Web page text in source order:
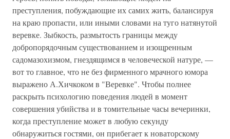
преступления, побуждающие их самих жить, балансируя
на краю пропасти, или иными словами на туго натянутой
веревке. Зыбкость, размытость границы между
добропорядочным существованием и изощренным
садомазохизмом, гнездящимся в человеческой натуре, —
вот то главное, что не без фирменного мрачного юмора
выражено А.Хичкоком в "Веревке". Чтобы полнее
раскрыть психологию поведения людей в момент
совершения убийства и в томительные часы вечеринки,
когда преступление может в любую секунду
обнаружиться гостями, он прибегает к новаторскому